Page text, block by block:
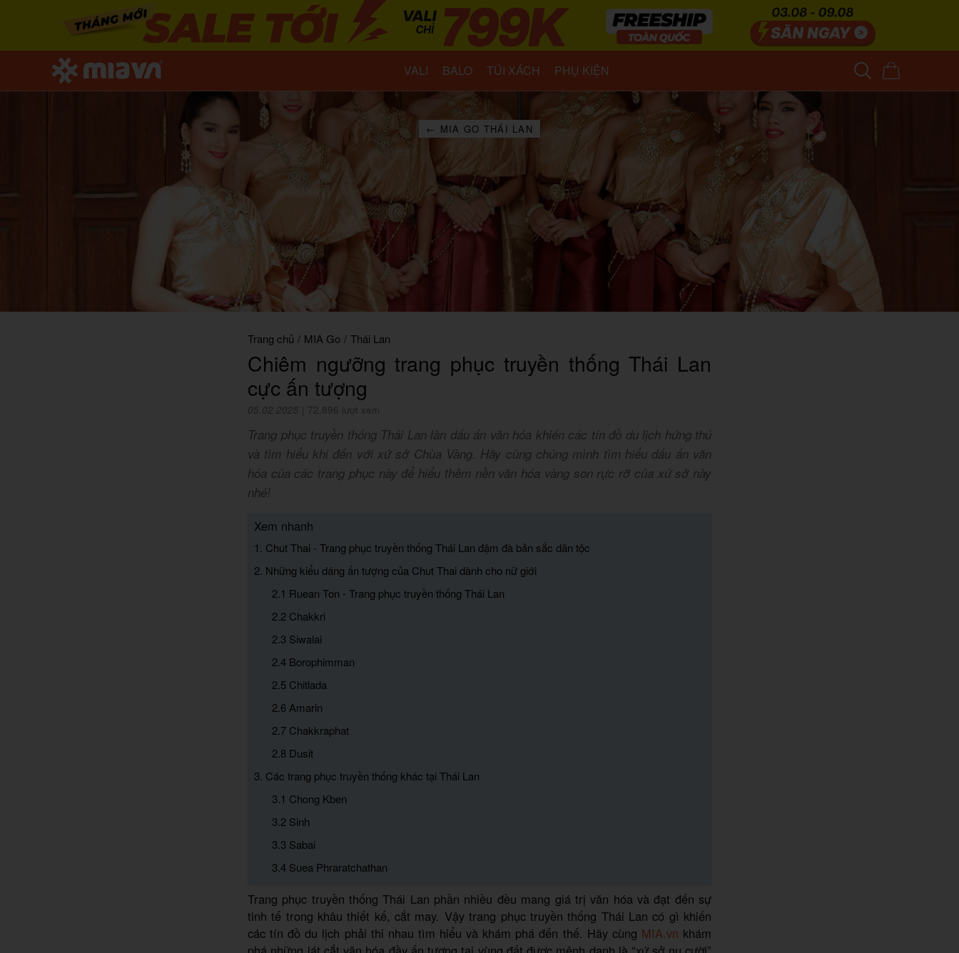
VALI BALO TÚI XÁCH PHỤ KIỆN
← MIA GO THÁI LAN
Trang chủ / MIA Go / Thái Lan
Chiêm ngưỡng trang phục truyền thống Thái Lan
cực ấn tượng
05.02.2025 72,896 lượt xem
Trang phục truyền thống Thái Lan làn dấu ấn văn hóa khiến các tín đồ du lịch hứng thú
và tìm hiểu khi đến với xứ sở Chùa Vàng. Hãy cùng chúng mình tìm hiểu dấu ấn văn
hóa của các trang phục này để hiểu thêm nền văn hóa vàng son rực rỡ của xứ sở này
nhé!
Xem nhanh
1. Chut Thai - Trang phục truyền thống Thái Lan đậm đà bản sắc dân tộc
2. Những kiểu dáng ấn tượng của Chut Thai dành cho nữ giới
2.1 Ruean Ton - Trang phục truyền thống Thái Lan
2.2 Chakkri
2.3 Siwalai
2.4 Borophimman
2.5 Chitlada
2.6 Amarin
2.7 Chakkraphat
2.8 Dusit
3. Các trang phục truyền thống khác tại Thái Lan
3.1 Chong Kben
3.2 Sinh
3.3 Sabai
3.4 Suea Phraratchathan
Trang phục truyền thống Thái Lan phần nhiều đều mang giá trị văn hóa và đạt đến sự
tinh tế trong khâu thiết kế, cắt may. Vậy trang phục truyền thống Thái Lan có gì khiến
các tín đồ du lịch phải thi nhau tìm hiểu và khám phá đến thế. Hãy cùng MIA.vn khám